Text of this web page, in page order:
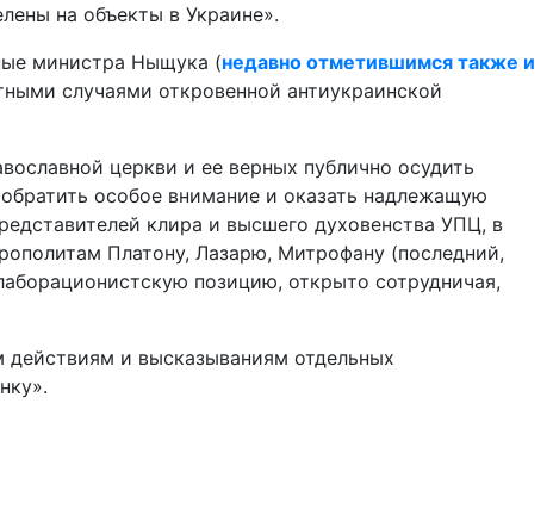
на объекты в Украине».
министра Ныщука (недавно отметившимся также и
случаями откровенной антиукраинской
церкви и ее верных публично осудить
особое внимание и оказать надлежащую
клира и высшего духовенства УПЦ, в
Платону, Лазарю, Митрофану (последний,
позицию, открыто сотрудничая,
и высказываниям отдельных